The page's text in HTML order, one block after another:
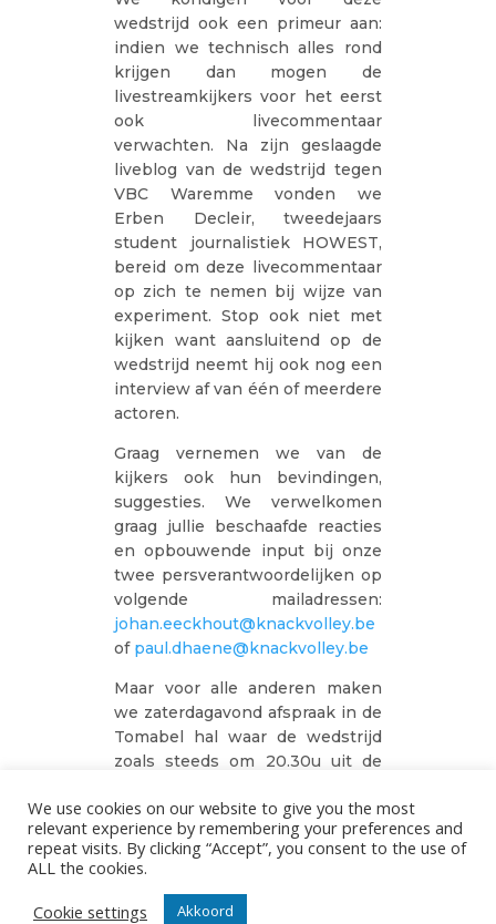
wedstrijd ook een primeur aan:
indien we technisch alles rond
krijgen dan mogen de
livestreamkijkers voor het eerst
ook livecommentaar
verwachten. Na zijn geslaagde
liveblog van de wedstrijd tegen
VBC Waremme vonden we
Erben Decleir, tweedejaars
student journalistiek HOWEST,
bereid om deze livecommentaar
op zich te nemen bij wijze van
experiment. Stop ook niet met
kijken want aansluitend op de
wedstrijd neemt hij ook nog een
interview af van één of meerdere
actoren.
Graag vernemen we van de
kijkers ook hun bevindingen,
suggesties. We verwelkomen
graag jullie beschaafde reacties
en opbouwende input bij onze
twee persverantwoordelijken op
volgende mailadressen:
johan.eeckhout@knackvolley.be
of paul.dhaene@knackvolley.be
Maar voor alle anderen maken
we zaterdagavond afspraak in de
Tomabel hal waar de wedstrijd
zoals steeds om 20.30u uit de
DEEPEE
We use cookies on our website to give you the most
relevant experience by remembering your preferences and
repeat visits. By clicking “Accept”, you consent to the use of
ALL the cookies.
Cookie settings
Akkoord